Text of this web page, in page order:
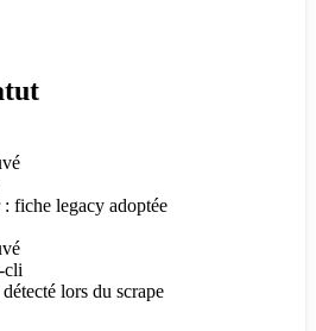
fiche legacy adoptée
cli
lors du scrape